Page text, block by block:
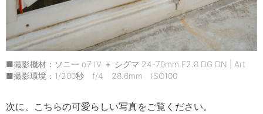
■撮影機材：ソニー α7 IV ＋ シグマ 24-70mm F2.8 DG DN | Art
■撮影環境：1/200秒 f/4 28.6mm ISO100
次に、こちらの可愛らしい写真をご覧ください。